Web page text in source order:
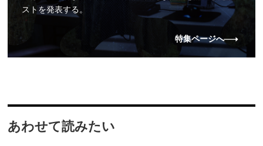
ストを発表する。
特集ページへ
あわせて読みたい